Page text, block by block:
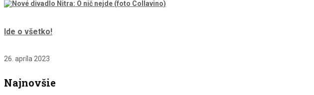
Ide o všetko!
26. apríla 2023
Najnovšie